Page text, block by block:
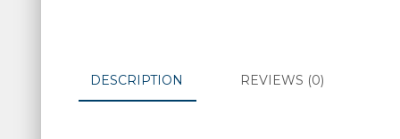
DESCRIPTION REVIEWS (0)